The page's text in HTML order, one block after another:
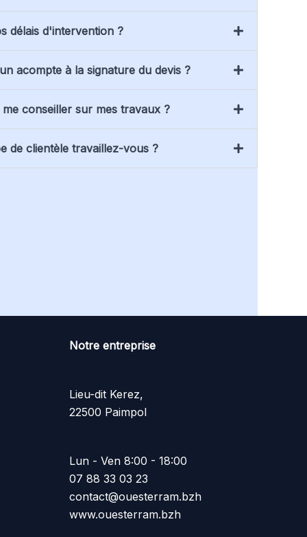
délais d'intervention ?
acompte à la signature du devis ?
conseiller sur mes travaux ?
de clientèle travaillez-vous ?
Notre entreprise
Lieu-dit Kerez,
22500 Paimpol
Lun - Ven 8:00 - 18:00
07 88 33 03 23
contact@ouesterram.bzh
www.ouesterram.bzh